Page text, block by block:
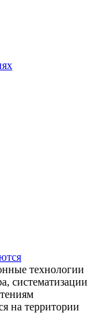
технологии
систематизации
на территории